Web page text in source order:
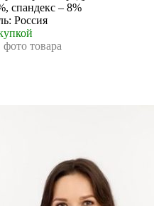
спандекс – 8%
Россия
товара